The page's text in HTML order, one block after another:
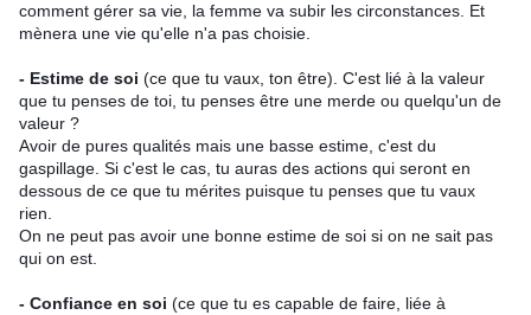
comment gérer sa vie, la femme va subir les circonstances. Et
mènera une vie qu'elle n'a pas choisie.
- Estime de soi (ce que tu vaux, ton être). C'est lié à la valeur
que tu penses de toi, tu penses être une merde ou quelqu'un de
valeur ?
Avoir de pures qualités mais une basse estime, c'est du
gaspillage. Si c'est le cas, tu auras des actions qui seront en
dessous de ce que tu mérites puisque tu penses que tu vaux
rien.
On ne peut pas avoir une bonne estime de soi si on ne sait pas
qui on est.
- Confiance en soi (ce que tu es capable de faire, liée à